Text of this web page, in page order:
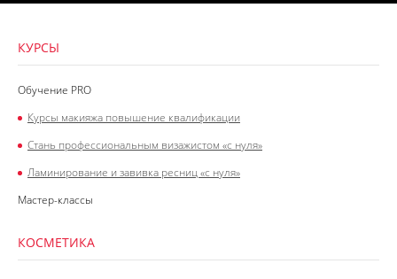
КУРСЫ
Обучение PRO
Курсы макияжа повышение квалификации
Стань профессиональным визажистом «с нуля»
Ламинирование и завивка ресниц «с нуля»
Мастер-классы
КОСМЕТИКА